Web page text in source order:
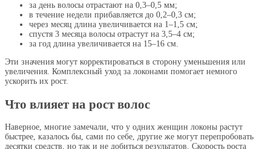
за день волосы отрастают на 0,3–0,5 мм;
в течение недели прибавляется до 0,2–0,3 см;
через месяц длина увеличивается на 1–1,5 см;
спустя 3 месяца волосы отрастут на 3,5–4 см;
за год длина увеличивается на 15–16 см.
Эти значения могут корректироваться в сторону уменьшения или
увеличения. Комплексный уход за локонами помогает немного
ускорить их рост.
Что влияет на рост волос
Наверное, многие замечали, что у одних женщин локоны растут
быстрее, казалось бы, сами по себе, другие же могут перепробовать
десятки средств, но так и не добиться результатов. Скорость роста